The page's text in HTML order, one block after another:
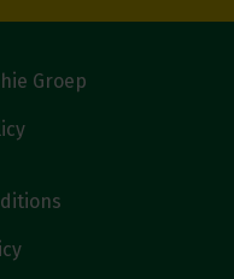
Groep